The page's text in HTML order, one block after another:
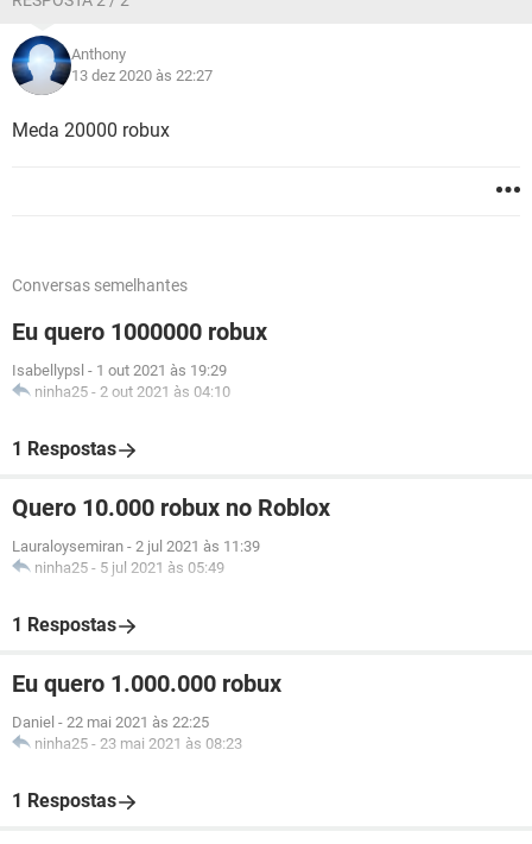
Anthony
13 dez 2020 às 22:27
Meda 20000 robux
Conversas semelhantes
Eu quero 1000000 robux
Isabellypsl - 1 out 2021 às 19:29
ninha25 - 2 out 2021 às 04:10
1 Respostas
Quero 10.000 robux no Roblox
Lauraloysemiran - 2 jul 2021 às 11:39
ninha25 - 5 jul 2021 às 05:49
1 Respostas
Eu quero 1.000.000 robux
Daniel - 22 mai 2021 às 22:25
ninha25 - 23 mai 2021 às 08:23
1 Respostas